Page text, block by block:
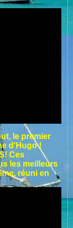
le premier
d'Hugo !
Ces
les meilleurs
réuni en